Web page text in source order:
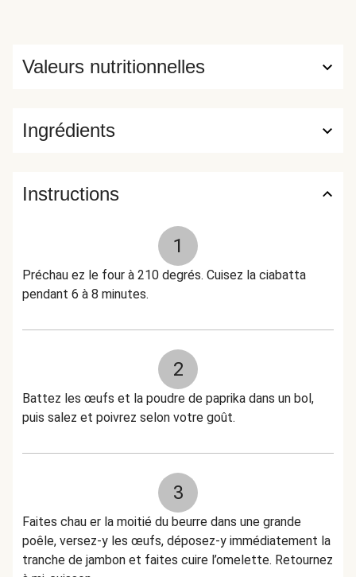
Ingrédients
Valeurs nutritionnelles
Instructions
1
Préchau ez le four à 210 degrés. Cuisez la ciabatta
pendant 6 à 8 minutes.
2
Battez les œufs et la poudre de paprika dans un bol,
puis salez et poivrez selon votre goût.
3
Faites chau er la moitié du beurre dans une grande
poêle, versez-y les œufs, déposez-y immédiatement la
tranche de jambon et faites cuire l’omelette. Retournez